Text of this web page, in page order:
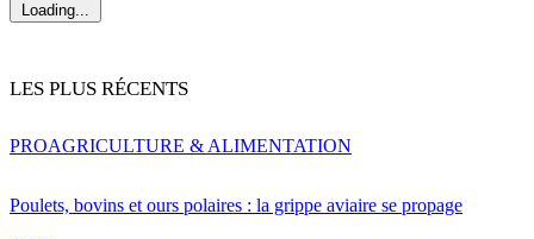
Loading...
LES PLUS RÉCENTS
Poulets, bovins et ours polaires : la grippe aviaire se propage
PROAGRICULTURE & ALIMENTATION